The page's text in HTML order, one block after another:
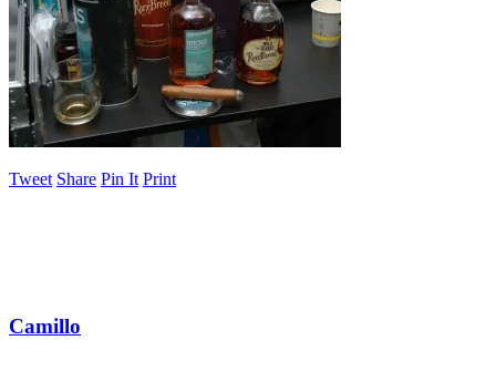
Tweet Share Pin It Print
Camillo